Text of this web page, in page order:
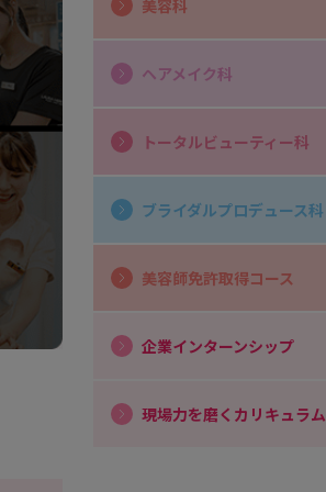
美容科
ヘアメイク科
トータルビューティー科
ブライダルプロデュース科
美容師免許取得コース
企業インターンシップ
現場力を磨くカリキュラム